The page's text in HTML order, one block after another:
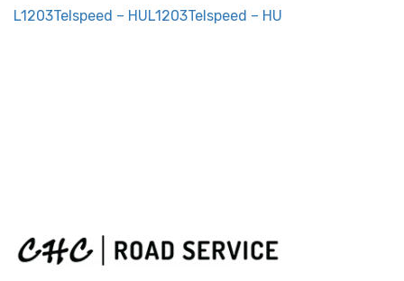
L1203Telspeed – HUL1203Telspeed – HU